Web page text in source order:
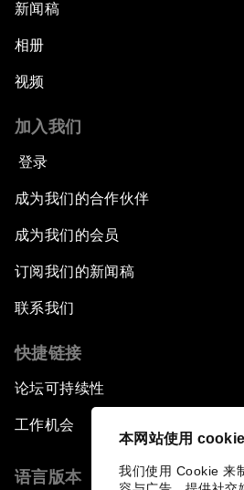
本网站使用 cookie
我们使用 Cookie 来
新闻稿
相册
视频
加入我们
登录
成为我们的合作伙伴
成为我们的会员
订阅我们的新闻稿
联系我们
快捷链接
论坛可持续性
工作机会
语言版本